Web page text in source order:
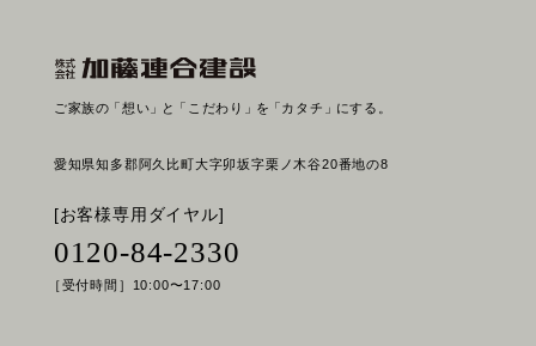
ご家族の「想い」と 「こだわり」を「カタチ」にする。
愛知県知多郡阿久比町大字卯坂字栗ノ木谷20番地の8
[お客様専用ダイヤル]
0120-84-2330
［受付時間］10:00〜17:00